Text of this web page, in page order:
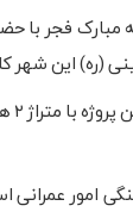
فجر با
(ره) این شهر